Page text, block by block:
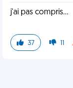
j'ai pas compris...
37 11